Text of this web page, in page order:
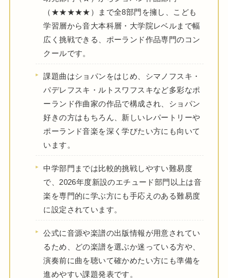
（★★★★★）まで全8部門を擁し、こども
学習層から音大本科層・大学院レベルまで幅
広く挑戦できる、ポーランド作品専門のコン
クールです。
課題曲はショパンをはじめ、シマノフスキ・
パデレフスキ・ルトスワフスキなど多彩なポ
ーランド作曲家の作品で構成され、ショパン
好きの方はもちろん、新しいレパートリーや
ポーランド音楽を深く学びたい方にも向いて
います。
中学部門までは比較的挑戦しやすい難易度
で、2026年度新設のエチュード部門以上は音
楽を専門的に学ぶ方にも手応えのある難易度
に設定されています。
公式に音源や楽譜の出版情報が用意されてい
るため、どの楽譜を選ぶか迷っている方や、
演奏前に曲を聴いて確かめたい方にも準備を
進めやすい課題発表です。